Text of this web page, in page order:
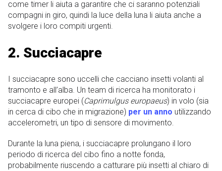
come timer li aiuta a garantire che ci saranno potenziali
compagni in giro, quindi la luce della luna li aiuta anche a
svolgere i loro compiti urgenti.
2. Succiacapre
I succiacapre sono uccelli che cacciano insetti volanti al
tramonto e all’alba. Un team di ricerca ha monitorato i
succiacapre europei (Caprimulgus europaeus) in volo (sia
in cerca di cibo che in migrazione) per un anno utilizzando
accelerometri, un tipo di sensore di movimento.
Durante la luna piena, i succiacapre prolungano il loro
periodo di ricerca del cibo fino a notte fonda,
probabilmente riuscendo a catturare più insetti al chiaro di